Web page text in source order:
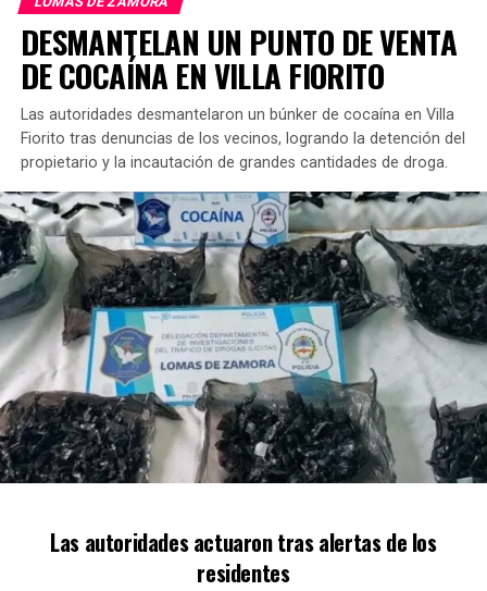
Después de su rescate, Níspero fue llevado a recibir los
cuidados veterinarios que necesitaba. Sin embargo, la
ONG advirtió que su proceso de rehabilitación será largo
y costoso. El traslado especializado al centro de
recuperación tiene un costo estimado en 300.000 pesos.
DESMANTELAN UN PUNTO DE VENTA
DE COCAÍNA EN VILLA FIORITO
Las autoridades desmantelaron un búnker de cocaína en Villa
Fiorito tras denuncias de los vecinos, logrando la detención del
propietario y la incautación de grandes cantidades de droga.
Las autoridades actuaron tras alertas de los
residentes